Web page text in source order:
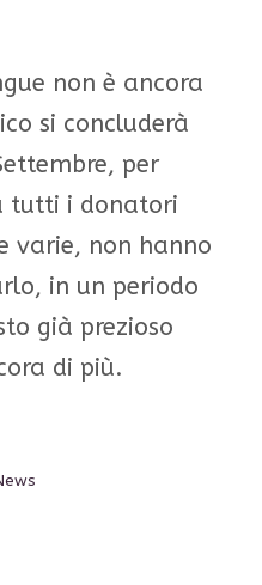
non è ancora
si concluderà
per
tutti i donatori
varie, non hanno
in un periodo
già prezioso
di più.